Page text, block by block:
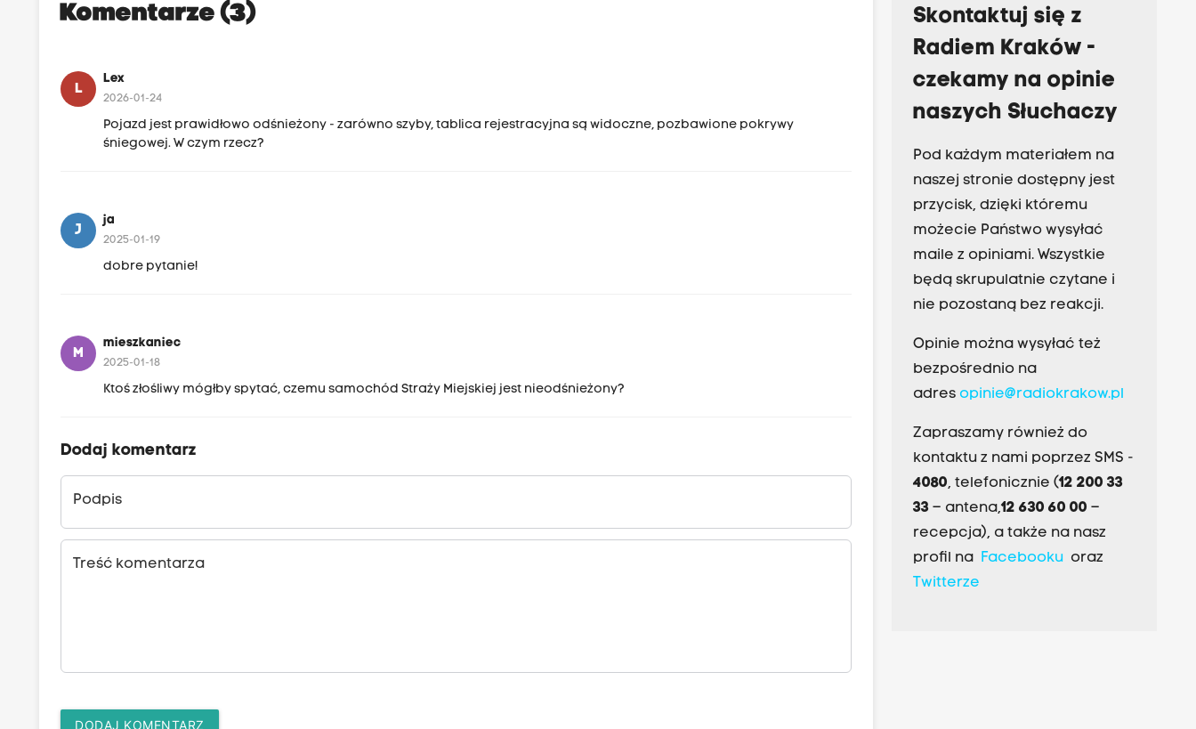
Komentarze (3)
L
Lex
2026-01-24
Pojazd jest prawidłowo odśnieżony - zarówno szyby, tablica rejestracyjna są widoczne, pozbawione pokrywy
śniegowej. W czym rzecz?
J
ja
2025-01-19
dobre pytanie!
M
mieszkaniec
2025-01-18
Ktoś złośliwy mógłby spytać, czemu samochód Straży Miejskiej jest nieodśnieżony?
Dodaj komentarz
Podpis
Treść komentarza
DODAJ KOMENTARZ
Skontaktuj się z
Radiem Kraków -
czekamy na opinie
naszych Słuchaczy
Pod każdym materiałem na
naszej stronie dostępny jest
przycisk, dzięki któremu
możecie Państwo wysyłać
maile z opiniami. Wszystkie
będą skrupulatnie czytane i
nie pozostaną bez reakcji.
Opinie można wysyłać też
bezpośrednio na
adres opinie@radiokrakow.pl
Zapraszamy również do
kontaktu z nami poprzez SMS -
4080, telefonicznie (12 200 33
33– antena,12 630 60 00 –
recepcja), a także na nasz
profil na Facebookuoraz
Twitterze